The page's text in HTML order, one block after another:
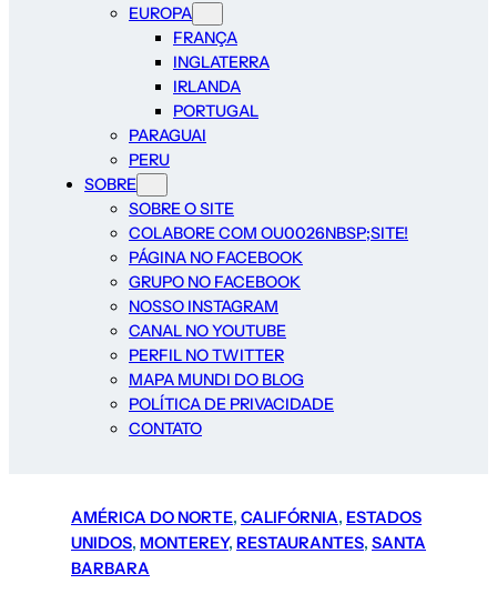
EUROPA
FRANÇA
INGLATERRA
IRLANDA
PORTUGAL
PARAGUAI
PERU
SOBRE
SOBRE O SITE
COLABORE COM OU0026NBSP;SITE!
PÁGINA NO FACEBOOK
GRUPO NO FACEBOOK
NOSSO INSTAGRAM
CANAL NO YOUTUBE
PERFIL NO TWITTER
MAPA MUNDI DO BLOG
POLÍTICA DE PRIVACIDADE
CONTATO
AMÉRICA DO NORTE, CALIFÓRNIA, ESTADOS
UNIDOS, MONTEREY, RESTAURANTES, SANTA
BARBARA